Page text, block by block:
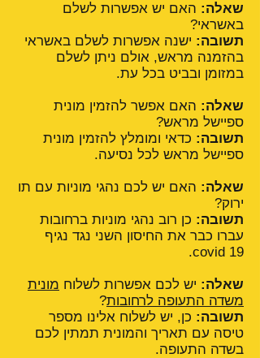
שאלה: האם יש אפשרות לשלם
באשראי?
תשובה: ישנה אפשרות לשלם באשראי
בהזמנה מראש, אולם ניתן לשלם
במזומן ובביט בכל עת.
שאלה: האם אפשר להזמין מונית
ספיישל מראש?
תשובה: כדאי ומומלץ להזמין מונית
ספיישל מראש לכל נסיעה.
שאלה: האם יש לכם נהגי מוניות עם תו
ירוק?
תשובה: כן רוב נהגי מוניות ברחובות
עברו כבר את החיסון השני נגד נגיף
covid 19.
שאלה: יש לכם אפשרות לשלוח מונית
משדה התעופה לרחובות?
תשובה: כן, יש לשלוח אלינו מספר
טיסה עם תאריך והמונית תמתין לכם
בשדה התעופה.